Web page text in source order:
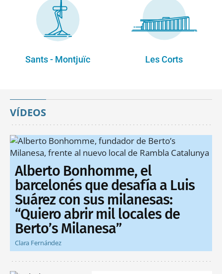
Sants - Montjuïc Les Corts
VÍDEOS
Alberto Bonhomme, el
barcelonés que desafía a Luis
Suárez con sus milanesas:
“Quiero abrir mil locales de
Berto’s Milanesa”
Clara Fernández